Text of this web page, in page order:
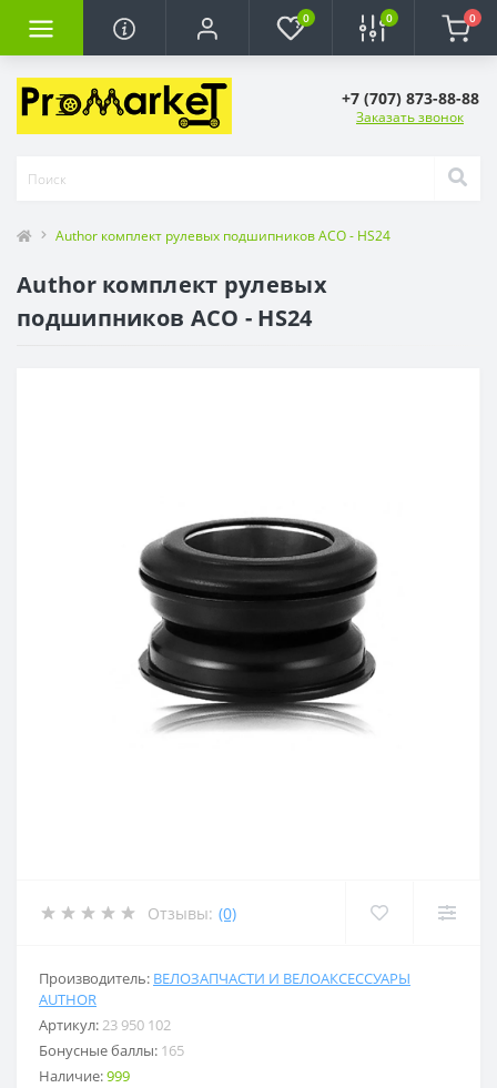
0 0 0
+7 (707) 873-88-88
Заказать звонок
Author комплект рулевых подшипников ACO - HS24
Author комплект рулевых
подшипников ACO - HS24
Отзывы: (0)
Производитель: ВЕЛОЗАПЧАСТИ И ВЕЛОАКСЕССУАРЫ
AUTHOR
Артикул:23 950 102
Бонусные баллы: 165
Наличие:999